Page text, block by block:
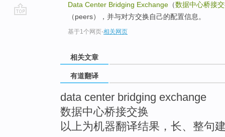
Data Center Bridging Exchange （数据中心桥接
（peers），并与对方交换自己的配置信息。
基于1个网页-相关网页
相关文章
有道翻译
data center bridging exchange
数据中心桥接交换
以上为机器翻译结果，长、整句